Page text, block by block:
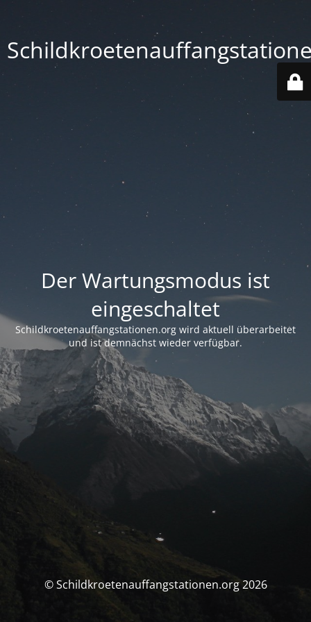
Der Wartungsmodus ist
eingeschaltet
Schildkroetenauffangstationen.org wird aktuell überarbeitet
und ist demnächst wieder verfügbar.
© Schildkroetenauffangstationen.org 2026